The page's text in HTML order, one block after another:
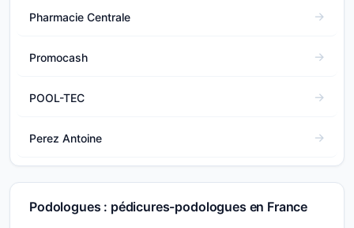
Pharmacie Centrale
Promocash
POOL-TEC
Perez Antoine
Podologues : pédicures-podologues en France